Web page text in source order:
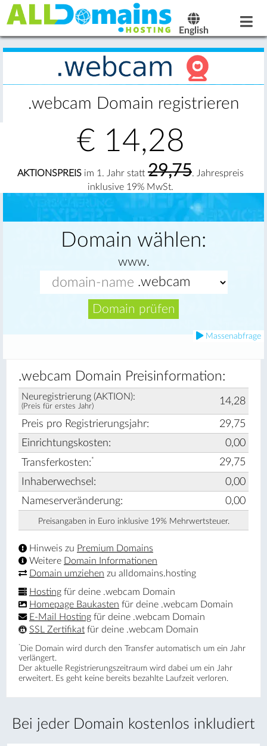
English
.webcam Domain registrieren
€ 14,28
AKTIONSPREIS im 1. Jahr statt 29,75. Jahrespreis
inklusive 19% MwSt.
Domain wählen:
www.
Domain prüfen
Massenabfrage
Bei jeder Domain kostenlos inkludiert
.webcam Domain Preisinformation:
Neuregistrierung (AKTION):
(Preis für erstes Jahr) 14,28
Preis pro Registrierungsjahr:
29,75
Einrichtungskosten:
0,00
Transferkosten:*
29,75
Inhaberwechsel:
0,00
Nameserveränderung:
0,00
Preisangaben in Euro inklusive 19% Mehrwertsteuer.
Hinweis zu Premium Domains
Weitere Domain Informationen
Domain umziehen zu alldomains.hosting
Hosting für deine .webcam Domain
Homepage Baukasten für deine .webcam Domain
E-Mail Hosting für deine .webcam Domain
SSL Zertifikat für deine .webcam Domain
* Die Domain wird durch den Transfer automatisch um ein Jahr
verlängert.
Der aktuelle Registrierungs­zeitraum wird dabei um ein Jahr
erweitert. Es geht keine bereits bezahlte Laufzeit verloren.